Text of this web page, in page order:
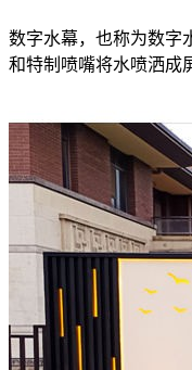
数字水幕，也称为数字
和特制喷嘴将水喷洒成